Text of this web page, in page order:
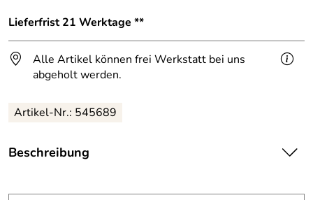
Lieferfrist 21 Werktage **
Alle Artikel können frei Werkstatt bei uns
abgeholt werden.
Artikel-Nr.: 545689
Beschreibung